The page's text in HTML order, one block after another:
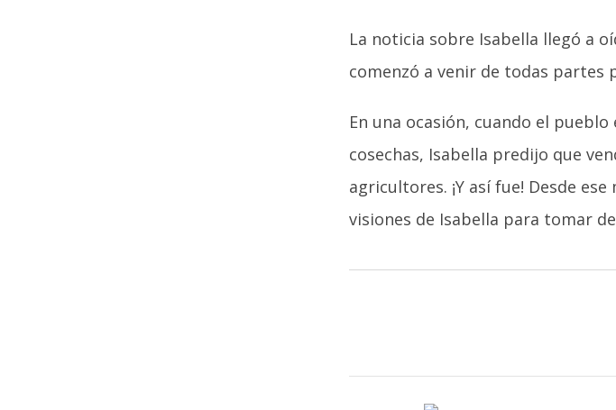
La noticia sobre Isabella llegó a
comenzó a venir de todas partes
En una ocasión, cuando el
cosechas, Isabella predijo que
agricultores. ¡Y así fue! Desde
visiones de Isabella para tomar